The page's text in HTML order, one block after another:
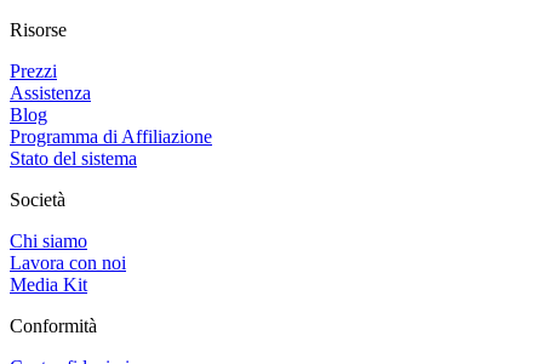
Risorse
Prezzi
Assistenza
Blog
Programma di Affiliazione
Stato del sistema
Società
Chi siamo
Lavora con noi
Media Kit
Conformità